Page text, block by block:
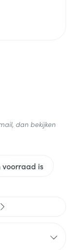
voorraad is
dan bekijken